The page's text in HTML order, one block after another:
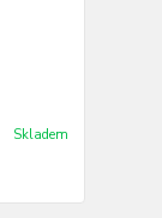
Skladem